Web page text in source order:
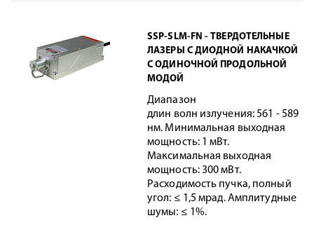
SSP-SLM-FN - ТВЕРДОТЕЛЬНЫЕ
ЛАЗЕРЫ С ДИОДНОЙ НАКАЧКОЙ
С ОДИНОЧНОЙ ПРОДОЛЬНОЙ
МОДОЙ
Диапазон
длин волн излучения: 561 - 589
нм. Минимальная выходная
мощность: 1 мВт.
Максимальная выходная
мощность: 300 мВт.
Расходимость пучка, полный
угол: ≤ 1,5 мрад. Амплитудные
шумы: ≤ 1%.